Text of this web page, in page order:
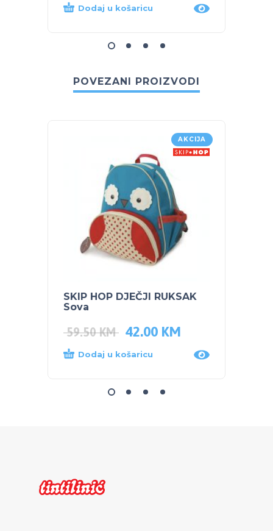
Dodaj u košaricu
POVEZANI PROIZVODI
AKCIJA
SKIP HOP DJEČJI RUKSAK
Sova
59.50KM 42.00 KM
Dodaj u košaricu